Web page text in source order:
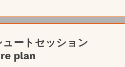
ートセッション
plan